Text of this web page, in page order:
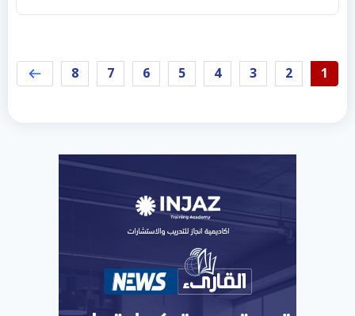
1
2
3
4
5
6
7
8